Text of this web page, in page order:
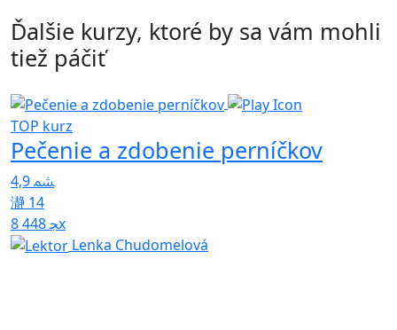
Ďalšie kurzy, ktoré by sa vám mohli
tiež páčiť
TOP kurz
Pečenie a zdobenie perníčkov
4,9
14
8 448x
Lenka Chudomelová